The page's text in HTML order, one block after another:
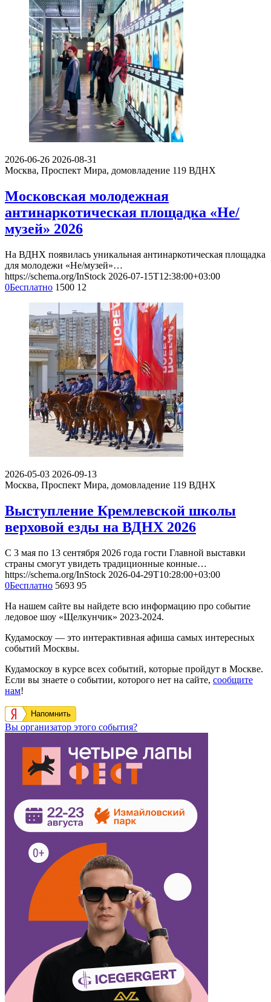
2026-06-26 2026-08-31
Москва, Проспект Мира, домовладение 119 ВДНХ
Московская молодежная
антинаркотическая площадка «Не/
музей» 2026
На ВДНХ появилась уникальная антинаркотическая площадка
для молодежи «Не/музей»…
https://schema.org/InStock 2026-07-15T12:38:00+03:00
0Бесплатно 1500 12
2026-05-03 2026-09-13
Москва, Проспект Мира, домовладение 119 ВДНХ
Выступление Кремлевской школы
верховой езды на ВДНХ 2026
С 3 мая по 13 сентября 2026 года гости Главной выставки
страны смогут увидеть традиционные конные…
https://schema.org/InStock 2026-04-29T10:28:00+03:00
0Бесплатно 5693 95
На нашем сайте вы найдете всю информацию про событие
ледовое шоу «Щелкунчик» 2023-2024.
Кудамоскоу — это интерактивная афиша самых интересных
событий Москвы.
Кудамоскоу в курсе всех событий, которые пройдут в Москве.
Если вы знаете о событии, которого нет на сайте, сообщите
нам!
Напомнить
Вы организатор этого события?